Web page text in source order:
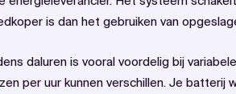
is dan het gebruiken van
daluren is vooral voordelig bij
per uur kunnen verschillen. Je batterij